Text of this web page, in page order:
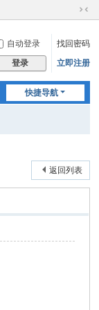
切
到
窄
自动登录
找回密码
登录 立即注册
快捷导航
返回列表